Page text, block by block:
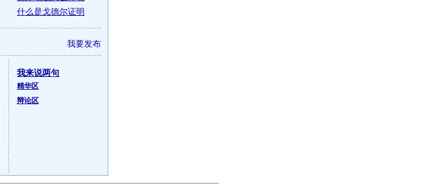
什么是戈德尔证明
我要发布
我来说两句
精华区
辩论区